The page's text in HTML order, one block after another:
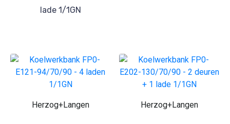
lade 1/1GN
Herzog+Langen Herzog+Langen